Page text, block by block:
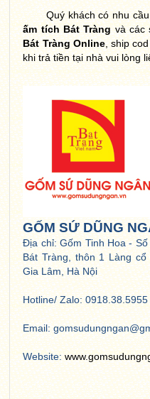
Quý khách có nhu
ấm tích Bát Tràng và các
Bát Tràng Online, ship
khi trả tiền tại nhà vui lòng
GỐM SỨ DŨNG
Địa chỉ: Gốm Tinh Hoa -
Bát Tràng, thôn 1 Làng
Gia Lâm, Hà Nội
Hotline/ Zalo: 0918.38.5955
Email:
Website: